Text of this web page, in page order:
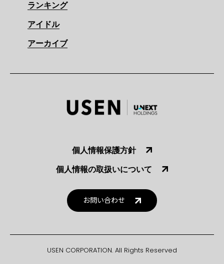
ランキング
アイドル
アーカイブ
個人情報保護方針
個人情報の取扱いについて
お問い合わせ
USEN CORPORATION. All Rights Reserved